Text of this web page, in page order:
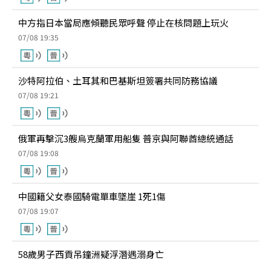
中方指日本當局應傾聽民眾呼聲 停止在核問題上玩火
07/08 19:35
沙特阿拉伯、土耳其和巴基斯坦簽署共同防務協議
07/08 19:21
俄軍再擊沉3艘烏克蘭軍用船隻 普京與阿聯酋總統通話
07/08 19:08
中國籍父女泰國騎電單車墜崖 1死1傷
07/08 19:07
58歲男子西貢吊鐘洲疑浮潛遇溺身亡